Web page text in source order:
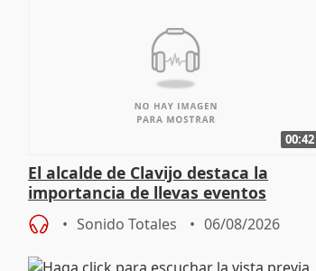
00:42
El alcalde de Clavijo destaca la
importancia de llevas eventos
culturales a los pueblos
Sonido Totales 06/08/2026